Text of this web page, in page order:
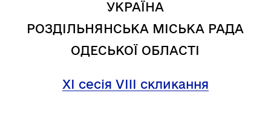
УКРАЇНА
РОЗДІЛЬНЯНСЬКА МІСЬКА РАДА
ОДЕСЬКОЇ ОБЛАСТІ
XI сесія VIII скликання